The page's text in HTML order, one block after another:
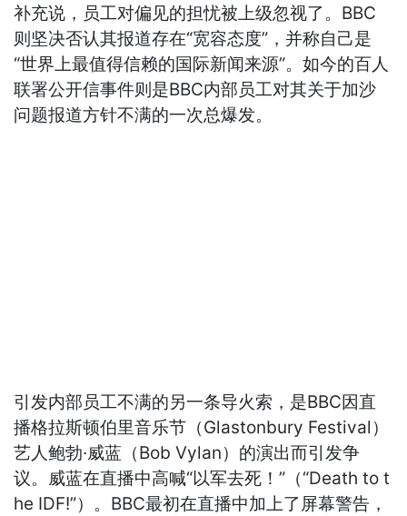
补充说，员工对偏见的担忧被上级忽视了。BBC
则坚决否认其报道存在“宽容态度”，并称自己是
“世界上最值得信赖的国际新闻来源”。如今的百人
联署公开信事件则是BBC内部员工对其关于加沙
问题报道方针不满的一次总爆发。
引发内部员工不满的另一条导火索，是BBC因直
播格拉斯顿伯里音乐节（Glastonbury Festival）
艺人鲍勃·威蓝（Bob Vylan）的演出而引发争
议。威蓝在直播中高喊“以军去死！”（“Death to t
he IDF!”）。BBC最初在直播中加上了屏幕警告，